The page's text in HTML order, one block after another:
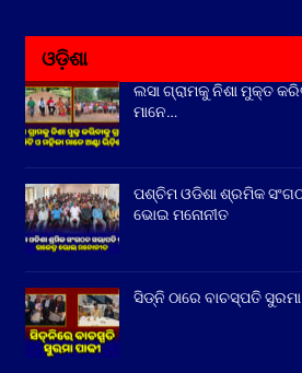
ଓଡ଼ିଶା
ଲସା ଗ୍ରାମକୁ ନିଶା ମୁକ୍ତ
ମାନେ…
ପଶ୍ଚିମ ଓଡିଶା ଶ୍ରମିକ
ଭୋଇ ମନୋନୀତ
ସିଡ୍‌ନି ଠାରେ ବାଚସ୍ପତି ସୁରମା